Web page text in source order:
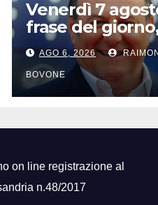
Venerdì 7
frase del
santi del giorno,
famosi,
oggi
AGO 6, 2026
BOVONE
on line registrazione al
n.48/2017